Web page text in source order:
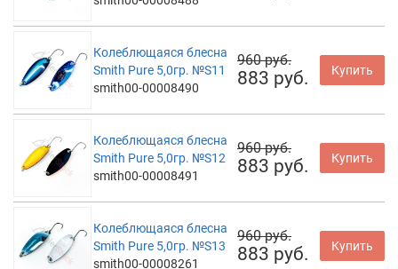
Колеблющаяся блесна
Smith Pure 5,0гр. №S11
smith00-00008490
960 руб.
883 руб. Купить
Колеблющаяся блесна
Smith Pure 5,0гр. №S12
smith00-00008491
960 руб.
883 руб. Купить
Колеблющаяся блесна
Smith Pure 5,0гр. №S13
smith00-00008261
960 руб.
883 руб. Купить